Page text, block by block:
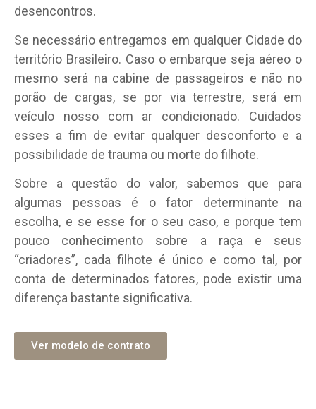
desencontros.
Se necessário entregamos em qualquer Cidade do
território Brasileiro. Caso o embarque seja aéreo o
mesmo será na cabine de passageiros e não no
porão de cargas, se por via terrestre, será em
veículo nosso com ar condicionado. Cuidados
esses a fim de evitar qualquer desconforto e a
possibilidade de trauma ou morte do filhote.
Sobre a questão do valor, sabemos que para
algumas pessoas é o fator determinante na
escolha, e se esse for o seu caso, e porque tem
pouco conhecimento sobre a raça e seus
“criadores”, cada filhote é único e como tal, por
conta de determinados fatores, pode existir uma
diferença bastante significativa.
Ver modelo de contrato